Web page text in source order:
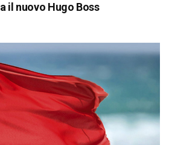
il nuovo Hugo Boss